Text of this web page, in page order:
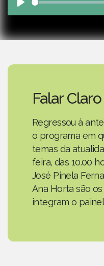
Play
Falar Claro
Regressou à
o programa em
temas da
feira, das 10.00
José Pinela
Ana Horta são
integram o painel